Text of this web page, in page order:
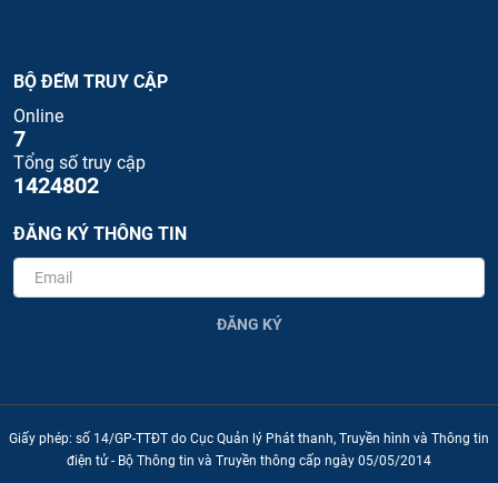
BỘ ĐẾM TRUY CẬP
Online
7
Tổng số truy cập
1424802
ĐĂNG KÝ THÔNG TIN
ĐĂNG KÝ
Giấy phép: số 14/GP-TTĐT do Cục Quản lý Phát thanh, Truyền hình và Thông tin
điện tử - Bộ Thông tin và Truyền thông cấp ngày 05/05/2014